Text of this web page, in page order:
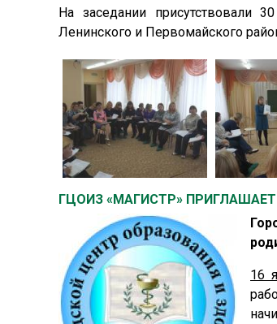
На заседании присутствовали
Ленинского и Первомайского
ГЦОИЗ «МАГИСТР»
16